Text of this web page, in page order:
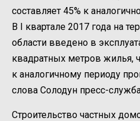
составляет 45% к
В I квартале 2017 года на
области введено в
квадратных метров жилья,
к аналогичному периоду
слова Солодун пресс-
Строительство частных